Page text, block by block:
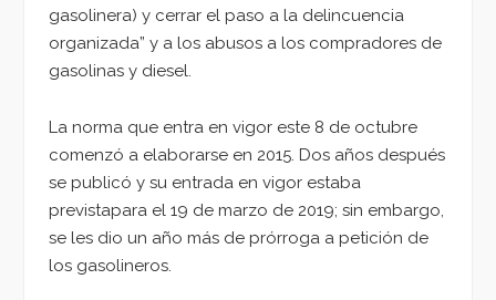
gasolinera) y cerrar el paso a la delincuencia
organizada” y a los abusos a los compradores de
gasolinas y diesel.
La norma que entra en vigor este 8 de octubre
comenzó a elaborarse en 2015. Dos años después
se publicó y su entrada en vigor estaba
previstapara el 19 de marzo de 2019; sin embargo,
se les dio un año más de prórroga a petición de
los gasolineros.